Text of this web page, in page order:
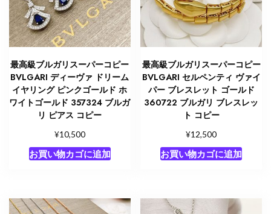
最高級ブルガリスーパーコピー
BVLGARI ディーヴァ ドリーム
イヤリング ピンクゴールド ホ
ワイトゴールド 357324 ブルガ
リ ピアス コピー
¥10,500
お買い物カゴに追加
最高級ブルガリスーパーコピー
BVLGARI セルペンティ ヴァイ
パー ブレスレット ゴールド
360722 ブルガリ ブレスレッ
ト コピー
¥12,500
お買い物カゴに追加